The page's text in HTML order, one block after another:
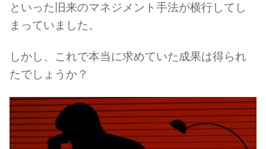
といった旧来のマネジメント手法が横行してし
まっていました。
しかし、これで本当に求めていた成果は得られ
たでしょうか？